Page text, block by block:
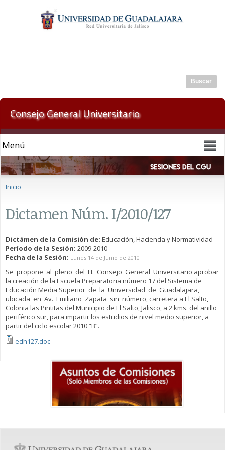
contenido
principal
Formulario de búsqueda
Buscar
Consejo General Universitario
Inicio
Dictamen Núm. I/2010/127
Dictámen de la Comisión de: Educación, Hacienda y Normatividad
Período de la Sesión: 2009-2010
Fecha de la Sesión: Lunes 14 de Junio de 2010
Se propone al pleno del H. Consejo General Universitario aprobar
la creación de la Escuela Preparatoria número 17 del Sistema de
Educación Media Superior de la Universidad de Guadalajara,
ubicada en Av. Emiliano Zapata sin número, carretera a El Salto,
Colonia las Pintitas del Municipio de El Salto, Jalisco, a 2 kms. del anillo
periférico sur, para impartir los estudios de nivel medio superior, a
partir del ciclo escolar 2010 “B”.
edh127.doc